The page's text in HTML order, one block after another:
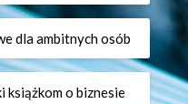
dla ambitnych osób
książkom o biznesie